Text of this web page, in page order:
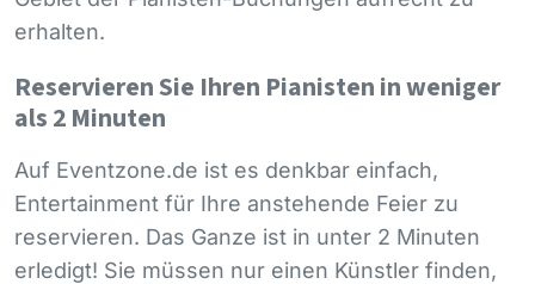
erhalten.
Reservieren Sie Ihren Pianisten in weniger
als 2 Minuten
Auf Eventzone.de ist es denkbar einfach,
Entertainment für Ihre anstehende Feier zu
reservieren. Das Ganze ist in unter 2 Minuten
erledigt! Sie müssen nur einen Künstler finden,